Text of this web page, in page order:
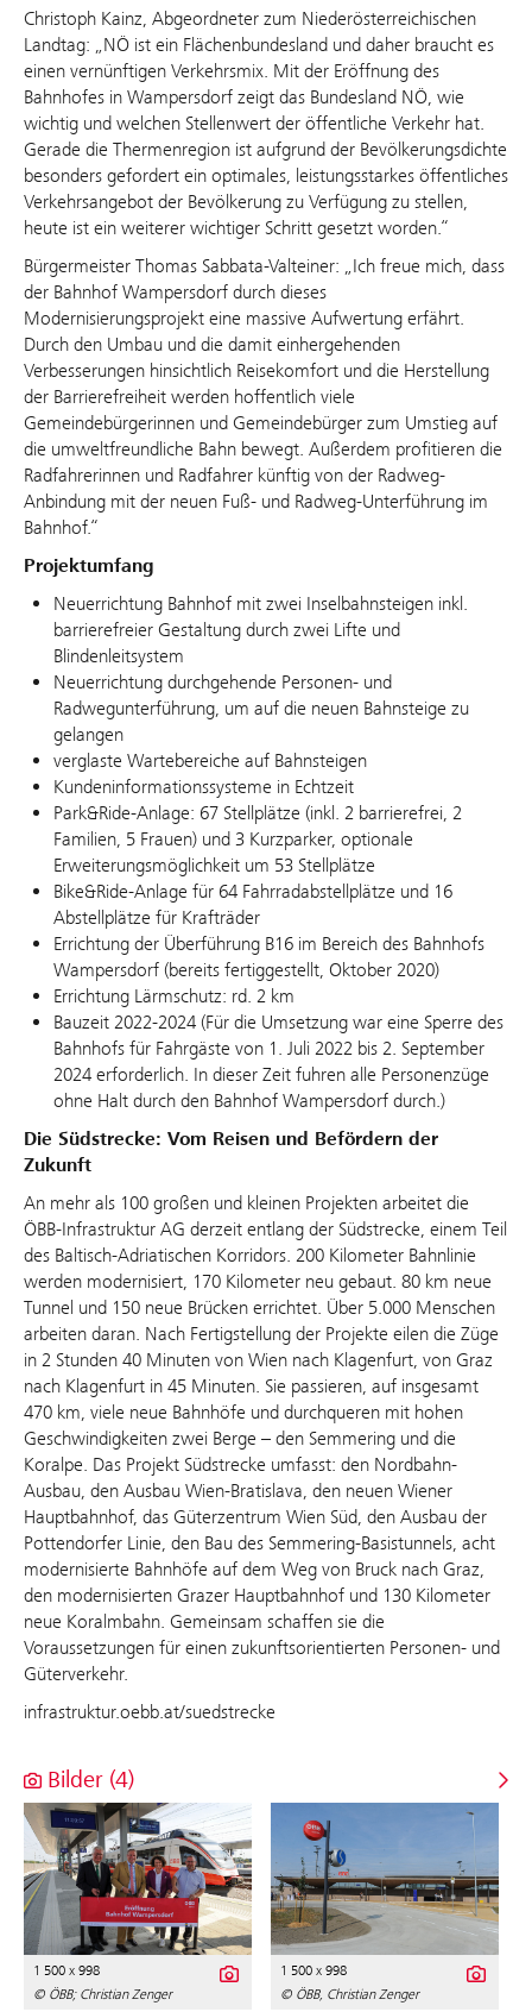
Christoph Kainz, Abgeordneter zum Niederösterreichischen
Landtag: „NÖ ist ein Flächenbundesland und daher braucht es
einen vernünftigen Verkehrsmix. Mit der Eröffnung des
Bahnhofes in Wampersdorf zeigt das Bundesland NÖ, wie
wichtig und welchen Stellenwert der öffentliche Verkehr hat.
Gerade die Thermenregion ist aufgrund der Bevölkerungsdichte
besonders gefordert ein optimales, leistungsstarkes öffentliches
Verkehrsangebot der Bevölkerung zu Verfügung zu stellen,
heute ist ein weiterer wichtiger Schritt gesetzt worden.“
Bürgermeister Thomas Sabbata-Valteiner: „Ich freue mich, dass
der Bahnhof Wampersdorf durch dieses
Modernisierungsprojekt eine massive Aufwertung erfährt.
Durch den Umbau und die damit einhergehenden
Verbesserungen hinsichtlich Reisekomfort und die Herstellung
der Barrierefreiheit werden hoffentlich viele
Gemeindebürgerinnen und Gemeindebürger zum Umstieg auf
die umweltfreundliche Bahn bewegt. Außerdem profitieren die
Radfahrerinnen und Radfahrer künftig von der Radweg-
Anbindung mit der neuen Fuß- und Radweg-Unterführung im
Bahnhof.“
Projektumfang
Neuerrichtung Bahnhof mit zwei Inselbahnsteigen inkl.
barrierefreier Gestaltung durch zwei Lifte und
Blindenleitsystem
Neuerrichtung durchgehende Personen- und
Radwegunterführung, um auf die neuen Bahnsteige zu
gelangen
verglaste Wartebereiche auf Bahnsteigen
Kundeninformationssysteme in Echtzeit
Park&Ride-Anlage: 67 Stellplätze (inkl. 2 barrierefrei, 2
Familien, 5 Frauen) und 3 Kurzparker, optionale
Erweiterungsmöglichkeit um 53 Stellplätze
Bike&Ride-Anlage für 64 Fahrradabstellplätze und 16
Abstellplätze für Krafträder
Errichtung der Überführung B16 im Bereich des Bahnhofs
Wampersdorf (bereits fertiggestellt, Oktober 2020)
Errichtung Lärmschutz: rd. 2 km
Bauzeit 2022-2024 (Für die Umsetzung war eine Sperre des
Bahnhofs für Fahrgäste von 1. Juli 2022 bis 2. September
2024 erforderlich. In dieser Zeit fuhren alle Personenzüge
ohne Halt durch den Bahnhof Wampersdorf durch.)
Die Südstrecke: Vom Reisen und Befördern der
Zukunft
An mehr als 100 großen und kleinen Projekten arbeitet die
ÖBB-Infrastruktur AG derzeit entlang der Südstrecke, einem Teil
des Baltisch-Adriatischen Korridors. 200 Kilometer Bahnlinie
werden modernisiert, 170 Kilometer neu gebaut. 80 km neue
Tunnel und 150 neue Brücken errichtet. Über 5.000 Menschen
arbeiten daran. Nach Fertigstellung der Projekte eilen die Züge
in 2 Stunden 40 Minuten von Wien nach Klagenfurt, von Graz
nach Klagenfurt in 45 Minuten. Sie passieren, auf insgesamt
470 km, viele neue Bahnhöfe und durchqueren mit hohen
Geschwindigkeiten zwei Berge – den Semmering und die
Koralpe. Das Projekt Südstrecke umfasst: den Nordbahn-
Ausbau, den Ausbau Wien-Bratislava, den neuen Wiener
Hauptbahnhof, das Güterzentrum Wien Süd, den Ausbau der
Pottendorfer Linie, den Bau des Semmering-Basistunnels, acht
modernisierte Bahnhöfe auf dem Weg von Bruck nach Graz,
den modernisierten Grazer Hauptbahnhof und 130 Kilometer
neue Koralmbahn. Gemeinsam schaffen sie die
Voraussetzungen für einen zukunftsorientierten Personen- und
Güterverkehr.
infrastruktur.oebb.at/suedstrecke
Bilder (4)
1 500 x 998
© ÖBB; Christian Zenger
1 500 x 998
© ÖBB, Christian Zenger